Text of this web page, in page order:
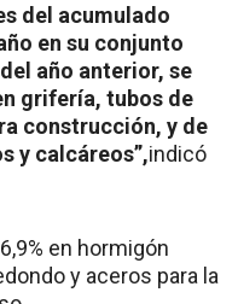
del acumulado
en su conjunto
año anterior, se
grifería, tubos de
construcción, y de
y calcáreos”,indicó
en hormigón
y aceros para la